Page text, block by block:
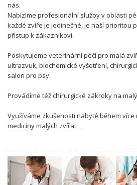
nás.
Nabízíme profesionální služby v oblasti
každé zvíře je jedinečné, je naší prioritou
přístup k zákazníkovi.
Poskytujeme veterinární péči pro malá
ultrazvuk, biochemické vyšetření,
salon pro psy.
Provádíme též chirurgické zákroky na
Využíváme zkušenosti nabyté během
medicíny malých zvířat. _